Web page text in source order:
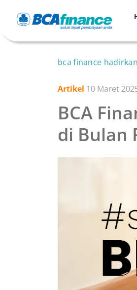
bca finance
Artikel 10 Maret
BCA
di Bulan